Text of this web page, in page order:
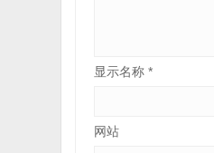
显示名称*
网站